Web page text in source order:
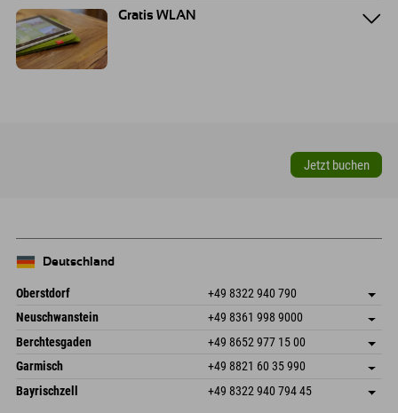
Gratis WLAN
Jetzt buchen
Deutschland
Oberstdorf +49 8322 940 790
An der Breitach 3
Deutschland
Adresse speichern
Buchen
Neuschwanstein +49 8361 998 9000
An der Riese 45
87484 Nesselwang im Allgäu
Deutschland
Adresse speichern
Anreiseinfos
Buchen
Berchtesgaden +49 8652 977 15 00
Hofreitstr. 7
Deutschland
Adresse speichern
Buchen
Garmisch +49 8821 60 35 990
Frickenstraße 22
82490 Farchant
Adresse speichern
Anreiseinfos
Bayrischzell +49 8322 940 794 45